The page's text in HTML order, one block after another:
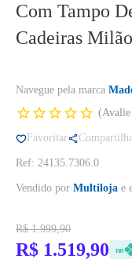
Com Tampo
Cadeiras
Navegue pela marca
Avalie
Favoritar
Ref: 24135.7306.0
Vendido por Multiloja e
R$ 1.999,90
R$ 1.519,90 no